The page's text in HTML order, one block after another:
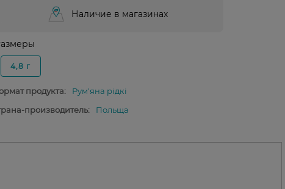
Наличие в магазинах
4,8 г
продукта:
Рум'яна рідкі
производитель:
Польща